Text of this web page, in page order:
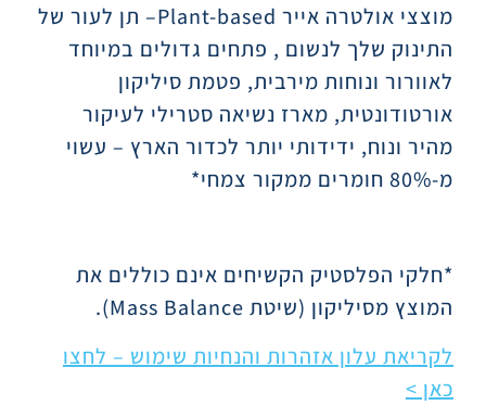
מוצצי אולטרה אייר Plant-based– תן לעור של
התינוק שלך לנשום , פתחים גדולים במיוחד
לאוורור ונוחות מירבית, פטמת סיליקון
אורטודונטית, מארז נשיאה סטרילי לעיקור
מהיר ונוח, ידידותי יותר לכדור הארץ – עשוי
מ-80% חומרים ממקור צמחי*
*חלקי הפלסטיק הקשיחים אינם כוללים את
המוצץ מסיליקון (שיטת Mass Balance
).
לקריאת עלון אזהרות והנחיות שימוש – לחצו
כאן >